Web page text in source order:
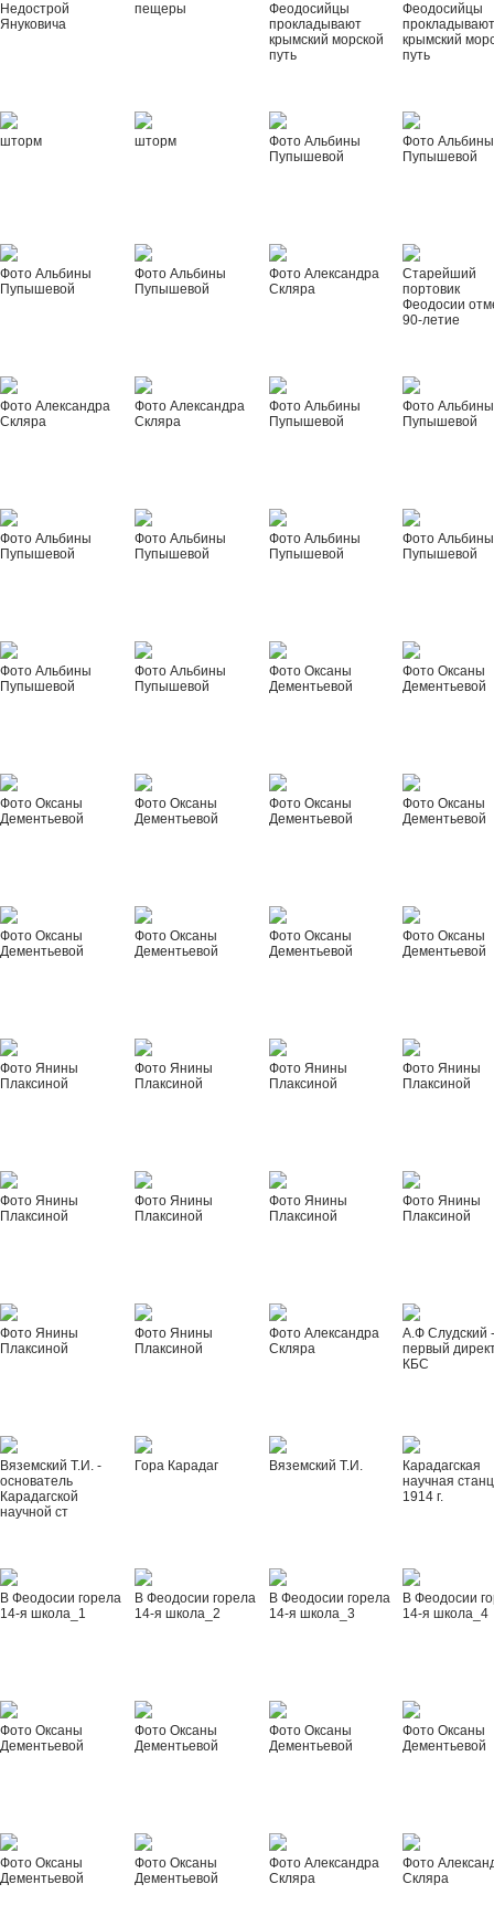
Недострой
Януковича
пещеры
Феодосийцы
прокладывают
крымский морской
путь
Феодосийцы
крымский
путь
шторм шторм
Фото Альбины
Пупышевой
Фото Альбины
Пупышевой
Фото Альбины
Пупышевой
Фото Альбины
Пупышевой
Фото Александра
Скляра
Старейший
портовик
Феодосии
90-летие
Фото Александра
Скляра
Фото Александра
Скляра
Фото Альбины
Пупышевой
Фото Альбины
Пупышевой
Фото Альбины
Пупышевой
Фото Альбины
Пупышевой
Фото Альбины
Пупышевой
Фото Альбины
Пупышевой
Фото Альбины
Пупышевой
Фото Альбины
Пупышевой
Фото Оксаны
Дементьевой
Фото Оксаны
Дементьевой
Фото Оксаны
Дементьевой
Фото Оксаны
Дементьевой
Фото Оксаны
Дементьевой
Фото Оксаны
Дементьевой
Фото Оксаны
Дементьевой
Фото Оксаны
Дементьевой
Фото Оксаны
Дементьевой
Фото Оксаны
Дементьевой
Фото Янины
Плаксиной
Фото Янины
Плаксиной
Фото Янины
Плаксиной
Фото Янины
Плаксиной
Фото Янины
Плаксиной
Фото Янины
Плаксиной
Фото Янины
Плаксиной
Фото Янины
Плаксиной
Фото Янины
Плаксиной
Фото Янины
Плаксиной
Фото Александра
Скляра
А.Ф Слудский
первый
КБС
Вяземский Т.И. -
основатель
Карадагской
научной ст
Гора Карадаг Вяземский Т.И.
Карадагская
научная
1914 г.
В Феодосии горела
14-я школа_1
В Феодосии горела
14-я школа_2
В Феодосии горела
14-я школа_3
В Феодосии
14-я школа_4
Фото Оксаны
Дементьевой
Фото Оксаны
Дементьевой
Фото Оксаны
Дементьевой
Фото Оксаны
Дементьевой
Фото Оксаны
Дементьевой
Фото Оксаны
Дементьевой
Фото Александра
Скляра
Фото
Скляра